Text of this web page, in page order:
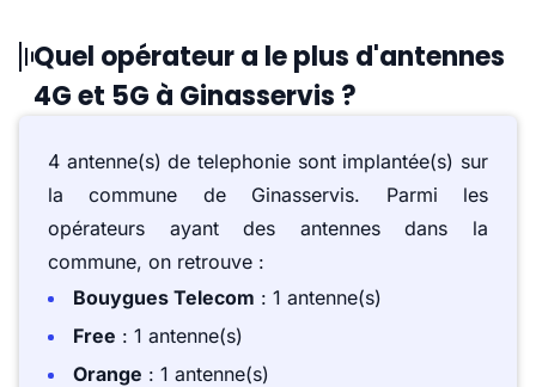
Quel opérateur a le plus d'antennes
4G et 5G à Ginasservis ?
4 antenne(s) de telephonie sont implantée(s) sur
la commune de Ginasservis. Parmi les
opérateurs ayant des antennes dans la
commune, on retrouve :
Bouygues Telecom : 1 antenne(s)
Free : 1 antenne(s)
Orange : 1 antenne(s)